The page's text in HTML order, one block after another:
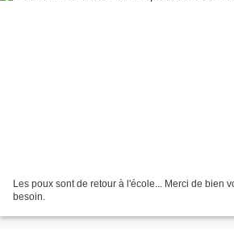
Les poux sont de retour à l'école... Merci de bien
besoin.